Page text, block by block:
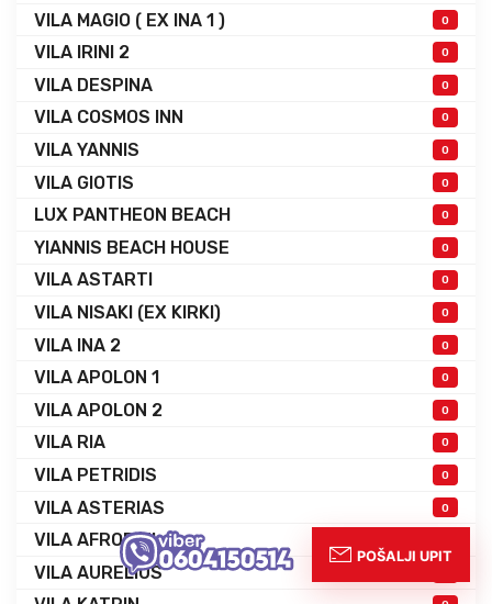
VILA MAGIO ( EX INA 1 ) 0
VILA IRINI 2 0
VILA DESPINA 0
VILA COSMOS INN 0
VILA YANNIS 0
VILA GIOTIS 0
LUX PANTHEON BEACH 0
YIANNIS BEACH HOUSE 0
VILA ASTARTI 0
VILA NISAKI (EX KIRKI) 0
VILA INA 2 0
VILA APOLON 1 0
VILA APOLON 2 0
VILA RIA 0
VILA PETRIDIS 0
VILA ASTERIAS 0
VILA AFRODITI
VILA AURELIUS